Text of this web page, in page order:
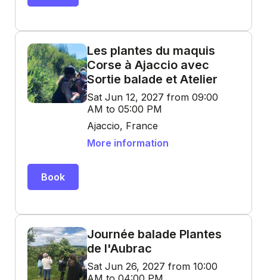
Les plantes du maquis
Corse à Ajaccio avec
Sortie balade et Atelier
Sat Jun 12, 2027 from 09:00
AM to 05:00 PM
Ajaccio, France
More information
Book
Journée balade Plantes
de l'Aubrac
Sat Jun 26, 2027 from 10:00